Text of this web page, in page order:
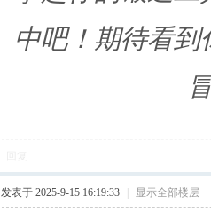
中吧！期待看
发表于 2025-9-15 16:19:33 显示全部楼层